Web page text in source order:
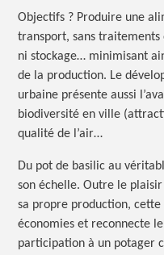
Objectifs ? Produire une
transport, sans
ni stockage… minimisant
de la production. Le
urbaine présente aussi
biodiversité en ville
qualité de l’air…
Du pot de basilic au
son échelle. Outre le
sa propre production,
économies et reconnecte
participation à un potager